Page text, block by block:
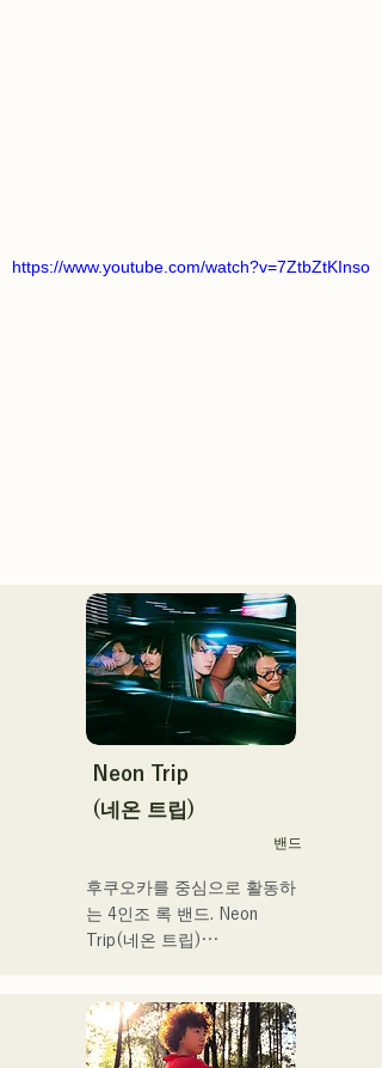
https://www.youtube.com/watch?v=7ZtbZtKInso
Neon Trip
(네온 트립)
밴드
후쿠오카를 중심으로 활동하
는 4인조 록 밴드. Neon
Trip(네온 트립)
가요록의 에센스가 Vo&Gt.